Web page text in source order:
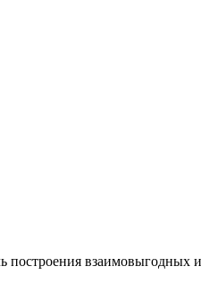
взаимовыгодных